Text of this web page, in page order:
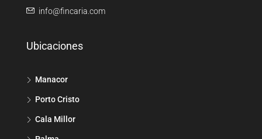
info@fincaria.com
Ubicaciones
Manacor
Porto Cristo
Cala Millor